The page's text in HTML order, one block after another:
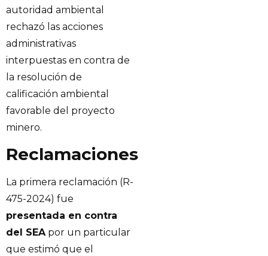
autoridad ambiental
rechazó las acciones
administrativas
interpuestas en contra de
la resolución de
calificación ambiental
favorable del proyecto
minero.
Reclamaciones
La primera reclamación (R-
475-2024) fue
presentada en contra
del SEApor un particular
que estimó que el